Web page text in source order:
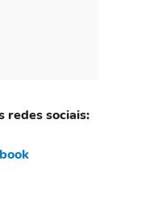
redes sociais: